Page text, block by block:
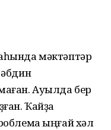
мәктәптәр
Ауылда бер
Ҡайҙа
ыңғай хәл